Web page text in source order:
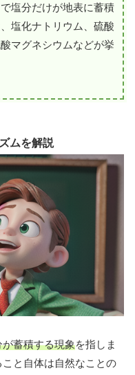
塩分だけが地表に蓄積
塩化ナトリウム、硫酸
マグネシウムなどが挙
ムを解説
蓄積する現象を指しま
と自体は自然なことの